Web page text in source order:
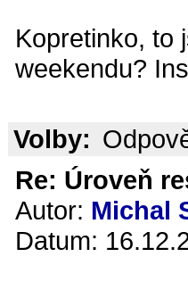
Kopretinko, to
weekendu?
Volby:
Re: Úroveň
Autor: Michal
Datum: